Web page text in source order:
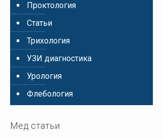
Проктология
Статьи
Трихология
УЗИ диагностика
Урология
Флебология
Мед статьи